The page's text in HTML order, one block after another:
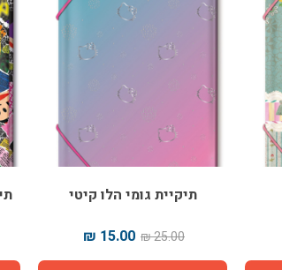
תיקיית גומי הלו קיטי
25.00 ₪
15.00 ₪